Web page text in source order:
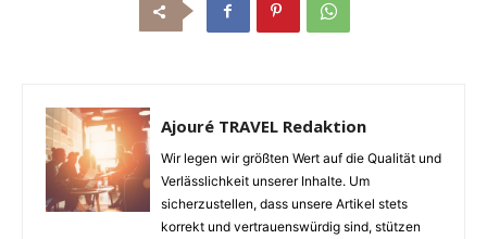
Ajouré TRAVEL Redaktion
Wir legen wir größten Wert auf die Qualität und
Verlässlichkeit unserer Inhalte. Um
sicherzustellen, dass unsere Artikel stets
korrekt und vertrauenswürdig sind, stützen